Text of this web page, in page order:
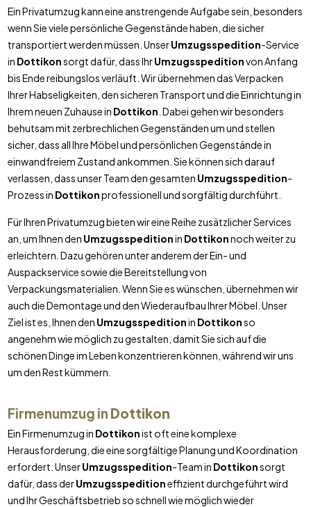
Ein Privatumzug kann eine anstrengende Aufgabe sein, besonders
wenn Sie viele persönliche Gegenstände haben, die sicher
transportiert werden müssen. UnserUmzugsspedition-Service
in Dottikonsorgt dafür, dass IhrUmzugsspeditionvon Anfang
bis Ende reibungslos verläuft. Wir übernehmen das Verpacken
Ihrer Habseligkeiten, den sicheren Transport und die Einrichtung in
Ihrem neuen Zuhause in Dottikon . Dabei gehen wir besonders
behutsam mit zerbrechlichen Gegenständen um und stellen
sicher, dass all Ihre Möbel und persönlichen Gegenstände in
einwandfreiem Zustand ankommen. Sie können sich darauf
verlassen, dass unser Team den gesamten Umzugsspedition-
Prozess in Dottikonprofessionell und sorgfältig durchführt.
Für Ihren Privatumzug bieten wir eine Reihe zusätzlicher Services
an, um Ihnen den Umzugsspeditionin Dottikonnoch weiter zu
erleichtern. Dazu gehören unter anderem der Ein- und
Auspackservice sowie die Bereitstellung von
Verpackungsmaterialien. Wenn Sie es wünschen, übernehmen wir
auch die Demontage und den Wiederaufbau Ihrer Möbel. Unser
Ziel ist es, Ihnen den Umzugsspeditionin Dottikonso
angenehm wie möglich zu gestalten, damit Sie sich auf die
schönen Dinge im Leben konzentrieren können, während wir uns
um den Rest kümmern.
Firmenumzug in Dottikon
Ein Firmenumzug in Dottikonist oft eine komplexe
Herausforderung, die eine sorgfältige Planung und Koordination
erfordert. UnserUmzugsspedition-Team in Dottikonsorgt
dafür, dass derUmzugsspeditioneffizient durchgeführt wird
und Ihr Geschäftsbetrieb so schnell wie möglich wieder